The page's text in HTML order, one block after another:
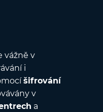
vážně v
i
šifrování
v
a